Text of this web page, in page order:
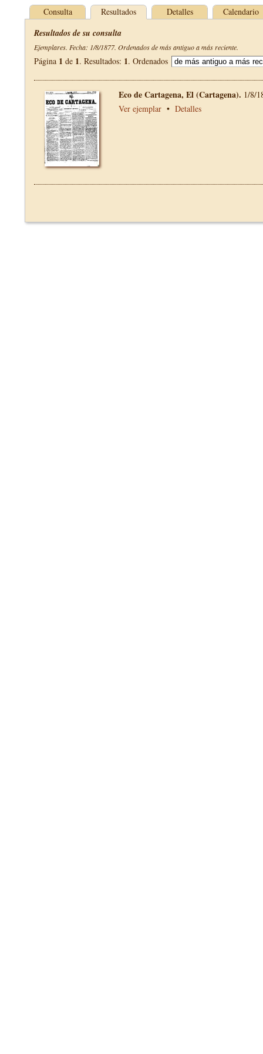
Consulta Resultados Detalles Calendario
Resultados de su consulta
Ejemplares. Fecha: 1/8/1877. Ordenados de más antiguo a más reciente.
Página 1 de 1. Resultados: 1. Ordenados
Eco de Cartagena, El (Cartagena). 1/8/
Ver ejemplar • Detalles